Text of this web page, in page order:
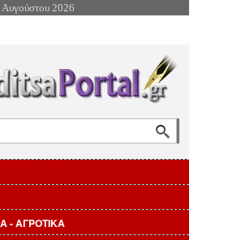
στην Πλοήγηση
2026
- ΑΓΡΟΤΙΚΑ